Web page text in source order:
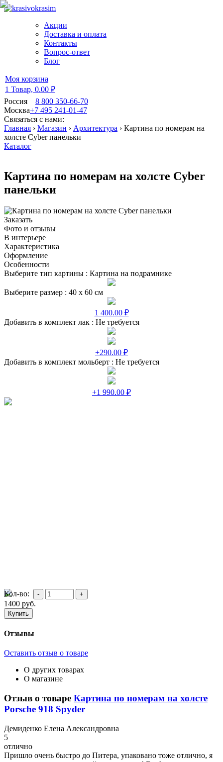
Акции
Доставка и оплата
Контакты
Вопрос-ответ
Блог
Моя корзина
1 Товар, 0.00 ₽
Россия
8 800 350-66-70
Москва+7 495 241-01-47
Связаться с нами:
Главная › Магазин › Архитектура › Картина по номерам на
холсте Cyber панельки
Каталог
Картина по номерам на холсте Cyber
панельки
Заказать
Фото и отзывы
В интерьере
Характеристика
Оформление
Особенности
Выберите тип картины : Картина на подрамнике
Выберите размер : 40 х 60 см
1 400.00 ₽
Добавить в комплект лак : Не требуется
+290.00 ₽
Добавить в комплект мольберт : Не требуется
+1 990.00 ₽
Кол-во:
1400 руб.
Отзывы
Оставить отзыв о товаре
О других товарах
О магазине
Отзыв о товаре Картина по номерам на холсте
Porsche 918 Spyder
Демиденко Елена Александровна
5
отлично
Пришло очень быстро до Питера, упаковано тоже отлично, я